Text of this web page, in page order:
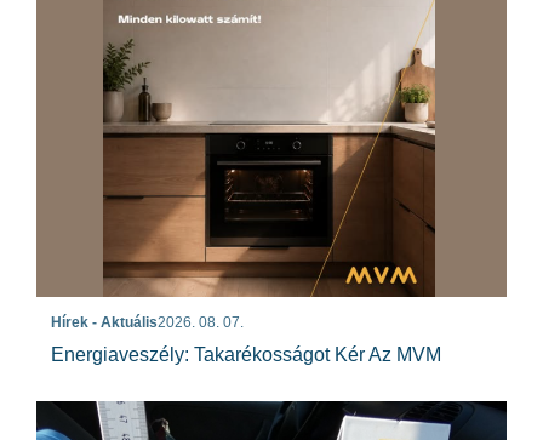
Hírek - Aktuális2026. 08. 07.
Energiaveszély: Takarékosságot Kér Az MVM